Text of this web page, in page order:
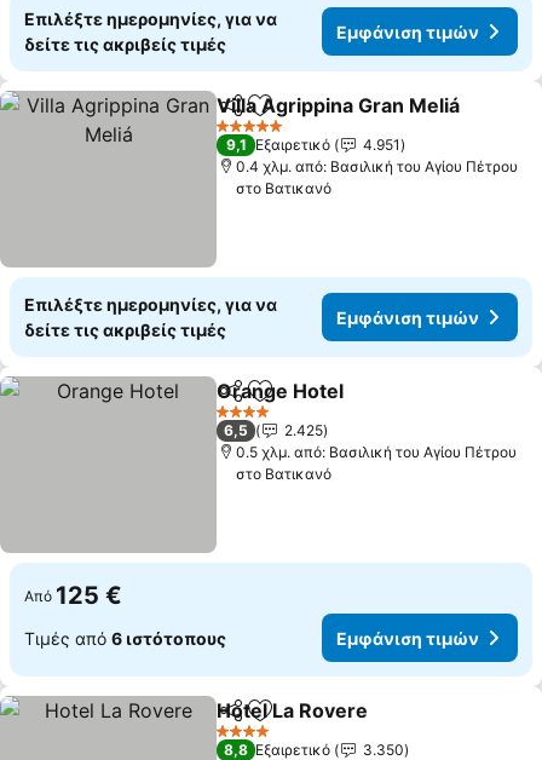
Επιλέξτε ημερομηνίες, για να
δείτε τις ακριβείς τιμές
Εμφάνιση τιμών
Κοινοποίηση
Προσθήκη στα αγαπημένα
Villa Agrippina Gran Meliá
5 Αστέρια
9,1 Εξαιρετικό
4.951
0.4 χλμ. από: Βασιλική του Αγίου Πέτρου
στο Βατικανό
Επιλέξτε ημερομηνίες, για να
δείτε τις ακριβείς τιμές
Εμφάνιση τιμών
Κοινοποίηση
Προσθήκη στα αγαπημένα
Orange Hotel
4 Αστέρια
6,5
2.425
0.5 χλμ. από: Βασιλική του Αγίου Πέτρου
στο Βατικανό
Από 125 €
Τιμές από 6 ιστότοπους Εμφάνιση τιμών
Κοινοποίηση
Προσθήκη στα αγαπημένα
Hotel La Rovere
4 Αστέρια
8,8 Εξαιρετικό
3.350